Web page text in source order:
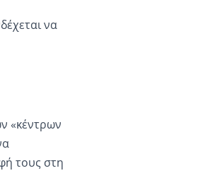
να
«κέντρων
τους στη